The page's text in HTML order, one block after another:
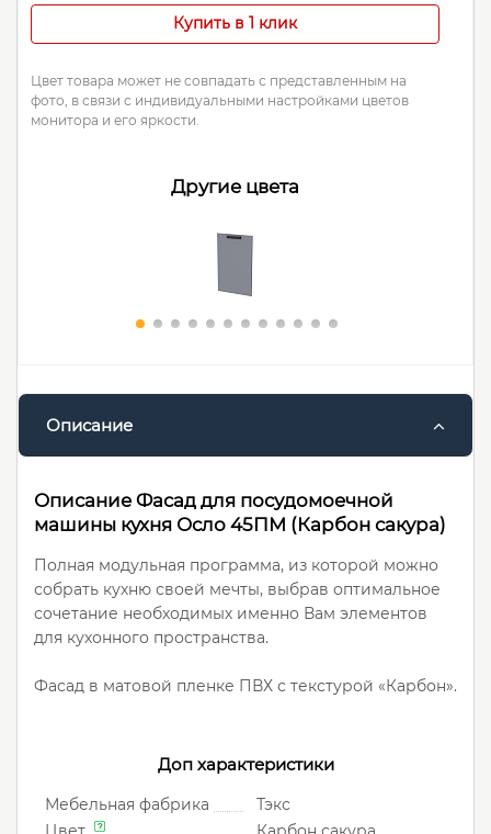
Купить в 1 клик
Цвет товара может не совпадать с представленным на
фото, в связи с индивидуальными настройками цветов
монитора и его яркости.
Другие цвета
Описание
Описание Фасад для посудомоечной
машины кухня Осло 45ПМ (Карбон сакура)
Полная модульная программа, из которой можно
собрать кухню своей мечты, выбрав оптимальное
сочетание необходимых именно Вам элементов
для кухонного пространства.
Фасад в матовой пленке ПВХ с текстурой «Карбон».
Доп характеристики
Мебельная фабрика
Тэкс